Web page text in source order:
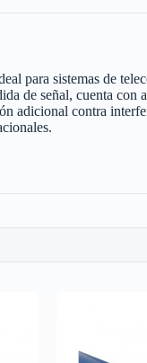
para sistemas de
de señal, cuenta
adicional contra